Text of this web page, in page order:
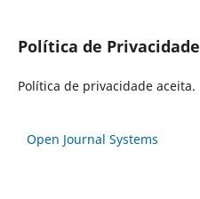
Política de Privacidade
Política de privacidade aceita.
Open Journal Systems